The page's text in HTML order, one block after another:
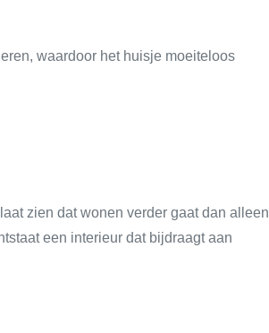
waardoor het huisje moeiteloos
zien dat wonen verder gaat dan alleen
een interieur dat bijdraagt aan